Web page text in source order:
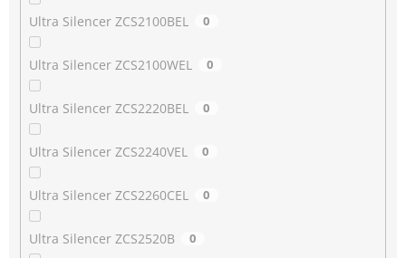
Ultra Silencer ZCS2100BEL 0
Ultra Silencer ZCS2100WEL 0
Ultra Silencer ZCS2220BEL 0
Ultra Silencer ZCS2240VEL 0
Ultra Silencer ZCS2260CEL 0
Ultra Silencer ZCS2520B 0